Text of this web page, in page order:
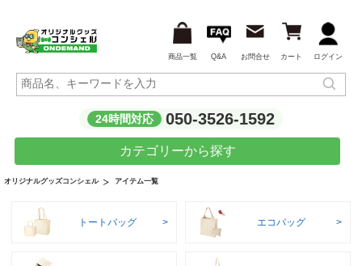
商品一覧 Q&A お問合せ カート ログイン
24時間対応 050-3526-1592
カテゴリーから探す
オリジナルグッズコンシェル アイテム一覧
トートバッグ エコバッグ